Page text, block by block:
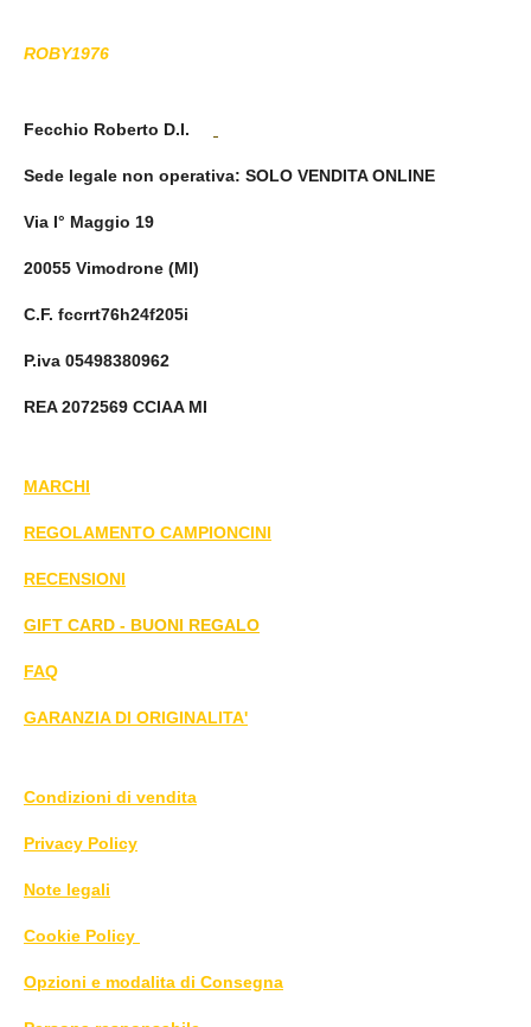
ROBY1976
Fecchio Roberto D.I.
Sede legale non operativa: SOLO VENDITA ONLINE
Via I° Maggio 19
20055 Vimodrone (MI)
C.F. fccrrt76h24f205i
P.iva 05498380962
REA 2072569 CCIAA MI
MARCHI
REGOLAMENTO CAMPIONCINI
RECENSIONI
GIFT CARD - BUONI REGALO
FAQ
GARANZIA DI ORIGINALITA'
Condizioni di vendita
Privacy Policy
Note legali
Cookie Policy
Opzioni e modalita di Consegna